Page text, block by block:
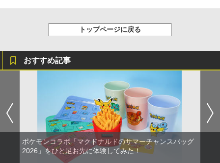
トップページに戻る
おすすめ記事
ポケモンコラボ「マクドナルドのサマーチャンスバッグ
2026」をひと足お先に体験してみた！